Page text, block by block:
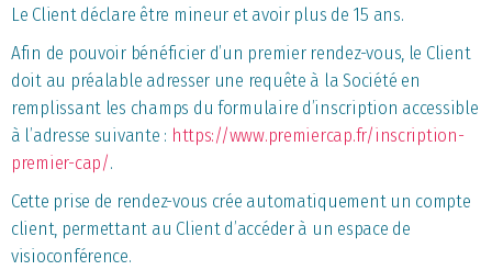
Le Client déclare être mineur et avoir plus de 15 ans.
Afin de pouvoir bénéficier d’un premier rendez-vous, le Client
doit au préalable adresser une requête à la Société en
remplissant les champs du formulaire d’inscription accessible
à l’adresse suivante : https://www.premiercap.fr/inscription-
premier-cap/.
Cette prise de rendez-vous crée automatiquement un compte
client, permettant au Client d’accéder à un espace de
visioconférence.